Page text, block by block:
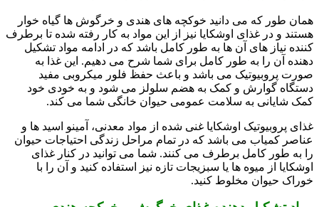
همان طور که می دانید خوکچه های هندی و خرگوش ها گیاه خوار
هستند و در غذای اوشکایا نیز از این مواد به کار رفته شده تا برطرف
کننده نیاز های آن ها به طور کامل باشد که در ادامه مواد تشکیل
دهنده آن را به طور کامل برای شما شرح می دهیم. این غذا به
صورت پروبیوتیک می باشد و باعث حفظ فلور میکروبی مفید
دستگاه گوارش و کمک به هضم سلولز می شود و به خودی خود
کمک شایانی به سلامت عمومی حیوان خانگی شما می کند.
غذای پروبیوتیک اوشکایا غنی شده از مواد معدنی، آمینو اسید ها و
عناصر کمیاب می باشد که در تمام مراحل زندگی احتیاجات حیوان
را به طور کامل برطرف می کنند. شما می توانید در کنار غذای
اوشکایا از میوه ها یا سبزیجات تازه نیز استفاده کنید و آن را با
خوراک حیوان مخلوط کنید.